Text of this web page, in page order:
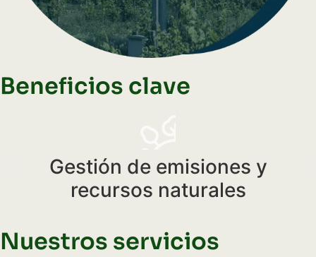
Beneficios clave
Gestión de emisiones y
recursos naturales
Nuestros servicios